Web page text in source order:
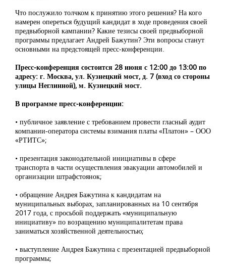
Что послужило толчком к принятию этого решения? На кого
намерен опереться будущий кандидат в ходе проведения своей
предвыборной кампании? Какие тезисы своей предвыборной
программы предлагает Андрей Бажутин? Эти вопросы станут
основными на предстоящей пресс-конференции.
Пресс-конференция состоится 28 июня с 12:00 до 13:00 по
адресу: г. Москва, ул. Кузнецкий мост, д. 7 (вход со стороны
улицы Неглинной), м. Кузнецкий мост.
В программе пресс-конференции:
• публичное заявление с требованием провести гласный аудит
компании-оператора системы взимания платы «Платон» – ООО
«РТИТС»;
• презентация законодательной инициативы в сфере
транспорта в части осуществления эвакуации автомобилей и
организации штрафстоянок;
• обращение Андрея Бажутина к кандидатам на
муниципальных выборах, запланированных на 10 сентября
2017 года, с просьбой поддержать «муниципальную
инициативу» по возращению муниципалитетам права
заниматься хозяйственной деятельностью;
• выступление Андрея Бажутина с презентацией предвыборной
программы;